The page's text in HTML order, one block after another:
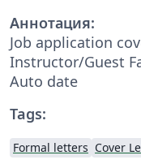
Аннотация:
Job application
Instructor/Guest
Auto date
Tags:
Formal letters Cover